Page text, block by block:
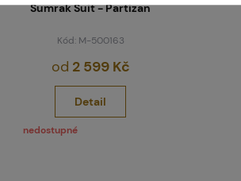
Sumrak Suit - Partizan
Kód: M-500163
od 2 599 Kč
Detail
nedostupné